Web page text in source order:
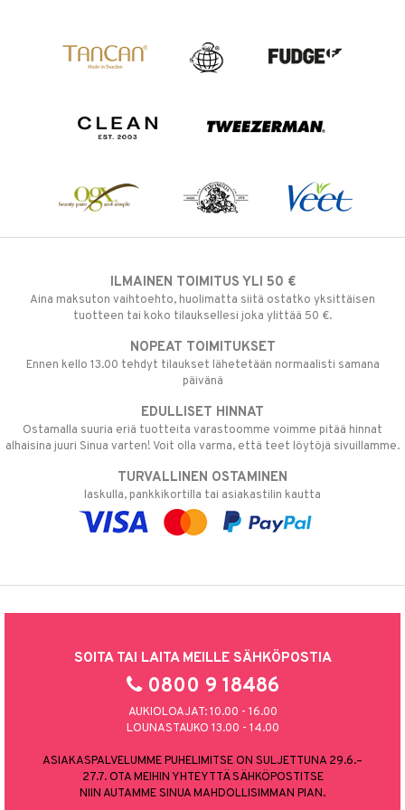
ILMAINEN TOIMITUS YLI 50 €
Aina maksuton vaihtoehto, huolimatta siitä ostatko yksittäisen
tuotteen tai koko tilauksellesi joka ylittää 50 €.
NOPEAT TOIMITUKSET
Ennen kello 13.00 tehdyt tilaukset lähetetään normaalisti samana
päivänä
EDULLISET HINNAT
Ostamalla suuria eriä tuotteita varastoomme voimme pitää hinnat
alhaisina juuri Sinua varten! Voit olla varma, että teet löytöjä sivuillamme.
TURVALLINEN OSTAMINEN
laskulla, pankkikortilla tai asiakastilin kautta
SOITA TAI LAITA MEILLE SÄHKÖPOSTIA
0800 9 18486
AUKIOLOAJAT: 10.00 - 16.00
LOUNASTAUKO 13.00 - 14.00
ASIAKASPALVELUMME PUHELIMITSE ON SULJETTUNA 29.6.–
27.7. OTA MEIHIN YHTEYTTÄ SÄHKÖPOSTITSE
NIIN AUTAMME SINUA MAHDOLLISIMMAN PIAN.